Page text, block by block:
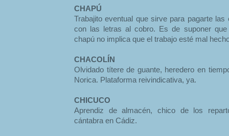
CHAPÚ
Trabajito eventual que sirve para pagarte
con las letras al cobro. Es de suponer
chapú no implica que el trabajo esté mal
CHACOLÍN
Olvidado títere de guante, heredero en
Norica. Plataforma reivindicativa, ya.
CHICUCO
Aprendiz de almacén, chico de los
cántabra en Cádiz.